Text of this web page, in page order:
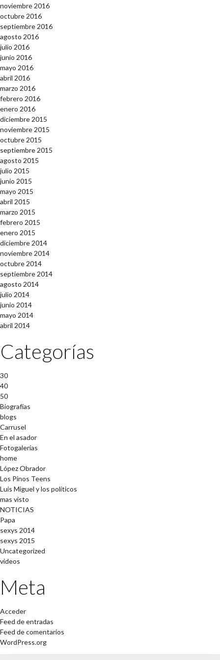
noviembre 2016
octubre 2016
septiembre 2016
agosto 2016
julio 2016
junio 2016
mayo 2016
abril 2016
marzo 2016
febrero 2016
enero 2016
diciembre 2015
noviembre 2015
octubre 2015
septiembre 2015
agosto 2015
julio 2015
junio 2015
mayo 2015
abril 2015
marzo 2015
febrero 2015
enero 2015
diciembre 2014
noviembre 2014
octubre 2014
septiembre 2014
agosto 2014
julio 2014
junio 2014
mayo 2014
abril 2014
Categorías
30
40
50
Biografías
blogs
Carrusel
En el asador
Fotogalerías
home
López Obrador
Los Pinos Teens
Luis Miguel y los políticos
mas visto
NOTICIAS
Papa
sexys 2014
sexys 2015
Uncategorized
videos
Meta
Acceder
Feed de entradas
Feed de comentarios
WordPress.org